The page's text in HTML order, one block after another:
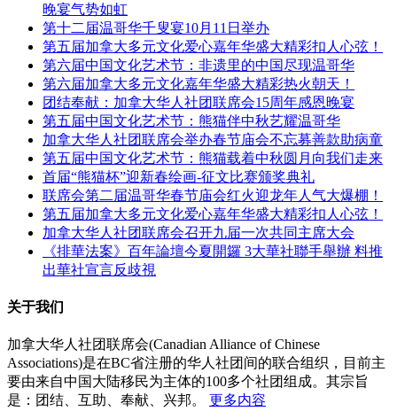
晚宴气势如虹
第十二届温哥华千叟宴10月11日举办
第五届加拿大多元文化爱心嘉年华盛大精彩扣人心弦！
第六届中国文化艺术节：非遗里的中国尽现温哥华
第六届加拿大多元文化嘉年华盛大精彩热火朝天！
团结奉献：加拿大华人社团联席会15周年感恩晚宴
第五届中国文化艺术节：熊猫伴中秋艺耀温哥华
加拿大华人社团联席会举办春节庙会不忘募善款助病童
第五届中国文化艺术节：熊猫载着中秋圆月向我们走来
首届“熊猫杯”迎新春绘画-征文比赛颁奖典礼
联席会第二届温哥华春节庙会红火迎龙年人气大爆棚！
第五届加拿大多元文化爱心嘉年华盛大精彩扣人心弦！
加拿大华人社团联席会召开九届一次共同主席大会
《排華法案》百年論壇今夏開鑼 3大華社聯手舉辦 料推
出華社宣言反歧視
关于我们
加拿大华人社团联席会(Canadian Alliance of Chinese
Associations)是在BC省注册的华人社团间的联合组织，目前主
要由来自中国大陆移民为主体的100多个社团组成。其宗旨
是：团结、互助、奉献、兴邦。 更多内容